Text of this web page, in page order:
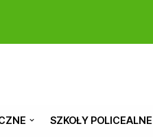
SZKOŁY POLICEALNE